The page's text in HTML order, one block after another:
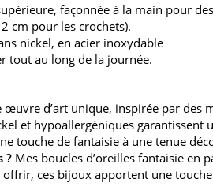
façonnée à la main pour
cm pour les crochets).
nickel, en acier inoxydable
tout au long de la journée.
œuvre d’art unique, inspirée par
et hypoallergéniques
touche de fantaisie à une tenue
? Mes boucles d’oreilles fantaisie en
ces bijoux apportent une